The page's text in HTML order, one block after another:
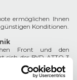
ermöglichen Ihnen
Konditionen.
Front und den
sich der BYD ATTO 3
beeindruckt mit
und viel Liebe zum